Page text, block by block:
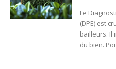
Le
(DPE) est
bailleurs. Il
du bien.